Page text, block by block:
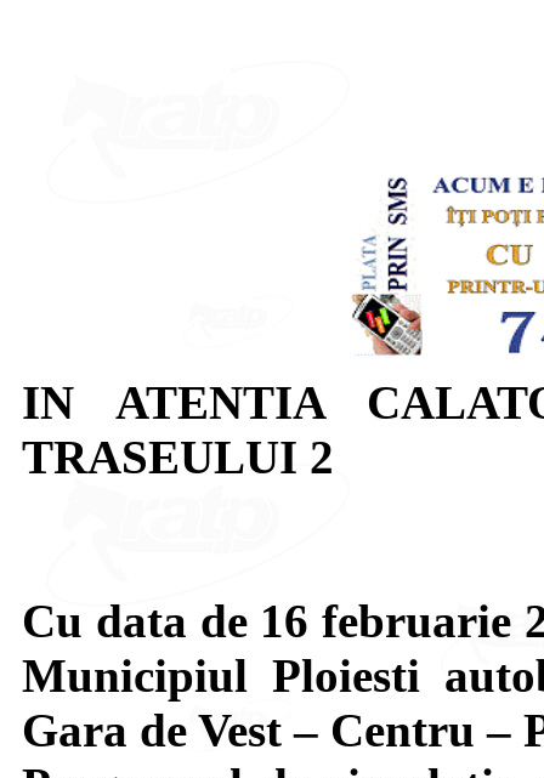
IN ATENTIA
TRASEULUI 2
Cu data de 16 februarie
Municipiul Ploiesti
Gara de Vest – Centru –